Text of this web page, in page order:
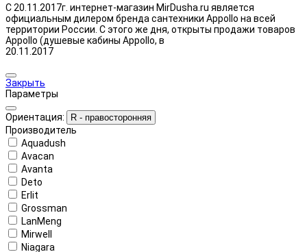
С 20.11.2017г. интернет-магазин MirDusha.ru является
официальным дилером бренда сантехники Appollo на всей
территории России. С этого же дня, открыты продажи товаров
Appollo (душевые кабины Appollo, в
20.11.2017
Закрыть
Параметры
Ориентация: R - правосторонняя
Производитель
Aquadush
Avacan
Avanta
Deto
Erlit
Grossman
LanMeng
Mirwell
Niagara